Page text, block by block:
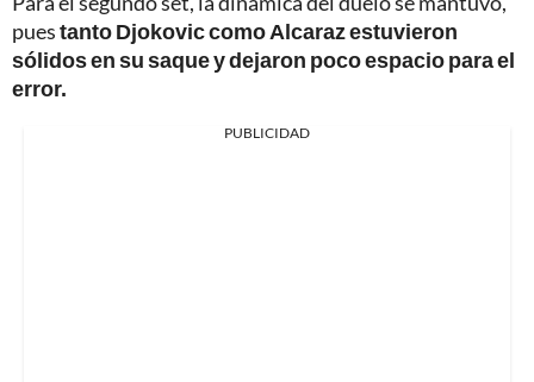
puestanto Djokovic como Alcaraz estuvieron
sólidos en su saque y dejaron poco espacio para el
error.
PUBLICIDAD